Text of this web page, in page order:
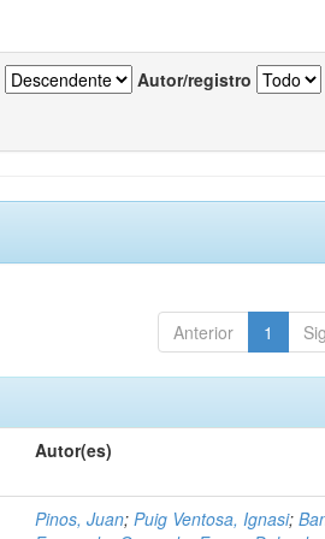
Autor/registro
Anterior 1
Autor(es)
Pinos, Juan;Puig Ventosa, Ignasi;